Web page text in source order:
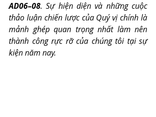
AD06–08. Sự hiện diện và những cuộc
thảo luận chiến lược của Quý vị chính là
mảnh ghép quan trọng nhất làm nên
thành công rực rỡ của chúng tôi tại sự
kiện năm nay.